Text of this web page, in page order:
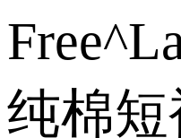
纯棉短